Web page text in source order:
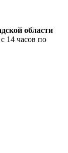
области
14 часов по